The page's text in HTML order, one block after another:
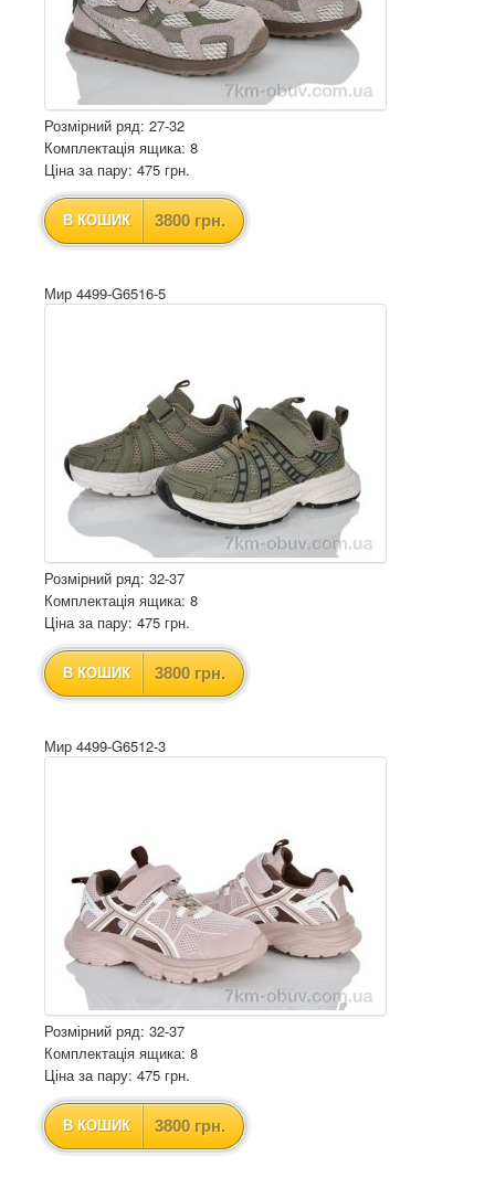
Розмірний ряд: 27-32
Комплектація ящика: 8
Ціна за пару: 475 грн.
В КОШИК 3800 грн.
Мир 4499-G6516-5
Розмірний ряд: 32-37
Комплектація ящика: 8
Ціна за пару: 475 грн.
В КОШИК 3800 грн.
Мир 4499-G6512-3
Розмірний ряд: 32-37
Комплектація ящика: 8
Ціна за пару: 475 грн.
В КОШИК 3800 грн.